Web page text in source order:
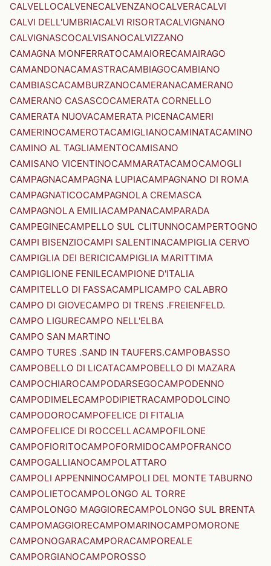
CALVELLOCALVENECALVENZANOCALVERACALVI
CALVI DELL'UMBRIACALVI RISORTACALVIGNANO
CALVIGNASCOCALVISANOCALVIZZANO
CAMAGNA MONFERRATOCAMAIORECAMAIRAGO
CAMANDONACAMASTRACAMBIAGOCAMBIANO
CAMBIASCACAMBURZANOCAMERANACAMERANO
CAMERANO CASASCOCAMERATA CORNELLO
CAMERATA NUOVACAMERATA PICENACAMERI
CAMERINOCAMEROTACAMIGLIANOCAMINATACAMINO
CAMINO AL TAGLIAMENTOCAMISANO
CAMISANO VICENTINOCAMMARATACAMOCAMOGLI
CAMPAGNACAMPAGNA LUPIACAMPAGNANO DI ROMA
CAMPAGNATICOCAMPAGNOLA CREMASCA
CAMPAGNOLA EMILIACAMPANACAMPARADA
CAMPEGINECAMPELLO SUL CLITUNNOCAMPERTOGNO
CAMPI BISENZIOCAMPI SALENTINACAMPIGLIA CERVO
CAMPIGLIA DEI BERICICAMPIGLIA MARITTIMA
CAMPIGLIONE FENILECAMPIONE D'ITALIA
CAMPITELLO DI FASSACAMPLICAMPO CALABRO
CAMPO DI GIOVECAMPO DI TRENS .FREIENFELD.
CAMPO LIGURECAMPO NELL'ELBA
CAMPO SAN MARTINO
CAMPO TURES .SAND IN TAUFERS.CAMPOBASSO
CAMPOBELLO DI LICATACAMPOBELLO DI MAZARA
CAMPOCHIAROCAMPODARSEGOCAMPODENNO
CAMPODIMELECAMPODIPIETRACAMPODOLCINO
CAMPODOROCAMPOFELICE DI FITALIA
CAMPOFELICE DI ROCCELLACAMPOFILONE
CAMPOFIORITOCAMPOFORMIDOCAMPOFRANCO
CAMPOGALLIANOCAMPOLATTARO
CAMPOLI APPENNINOCAMPOLI DEL MONTE TABURNO
CAMPOLIETOCAMPOLONGO AL TORRE
CAMPOLONGO MAGGIORECAMPOLONGO SUL BRENTA
CAMPOMAGGIORECAMPOMARINOCAMPOMORONE
CAMPONOGARACAMPORACAMPOREALE
CAMPORGIANOCAMPOROSSO